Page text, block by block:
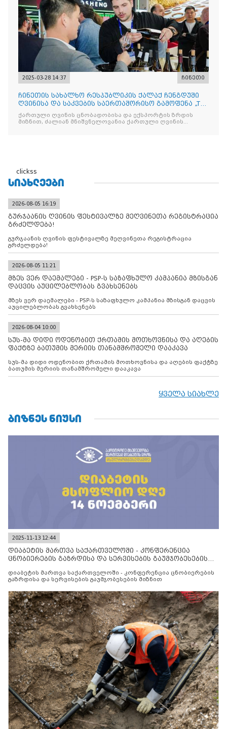
2025-03-28 14:37 ჩინეთი
ჩინეთის სახალხო რესპუბლიკის ქალაქ ჩენგდუში
ღვინისა და საკვების საერთაშორისო გამოფენა „The
China Food
ქართული ღვინის ცნობადობისა და ექსპორტის ზრდის
მიზნით, ძალიან მნიშვნელოვანია ქართული ღვინის
clickss
ᲡᲘᲐᲮᲚᲔᲔᲑᲘ
2026-08-05 16:19
გურჯაანის ღვინის ფესტივალზე მეღვინეთა რეგისტრაცია
გრძელდება!
გურჯაანის ღვინის ფესტივალზე მეღვინეთა რეგისტრაცია
გრძელდება!
2026-08-05 11:21
მზეს ვერ დაემალები - PSP-ს საზაფხულო კამპანია მზისგან
დაცვის აუცილებლობას გვახსენებს
მზეს ვერ დაემალები - PSP-ს საზაფხულო კამპანია მზისგან დაცვის
აუცილებლობას გვახსენებს
2026-08-04 10:00
სუს-მა დიდი ოდენობით ქრთამის მოთხოვნისა და აღების
ფაქტზე ბათუმის მერიის თანამშრომელი დააკავა
სუს-მა დიდი ოდენობით ქრთამის მოთხოვნისა და აღების ფაქტზე
ბათუმის მერიის თანამშრომელი დააკავა
ყველა სიახლე
ᲑᲘᲖᲜᲔᲡ ᲜᲘᲣᲡᲘ
2025-11-13 12:44
დიაბეტის მართვა საქართველოში - კონფერენცია
ცნობიერების გაზრდისა და სერვისების გაუმჯობესების
დიაბეტის მართვა საქართველოში - კონფერენცია ცნობიერების
გაზრდისა და სერვისების გაუმჯობესების მიზნით